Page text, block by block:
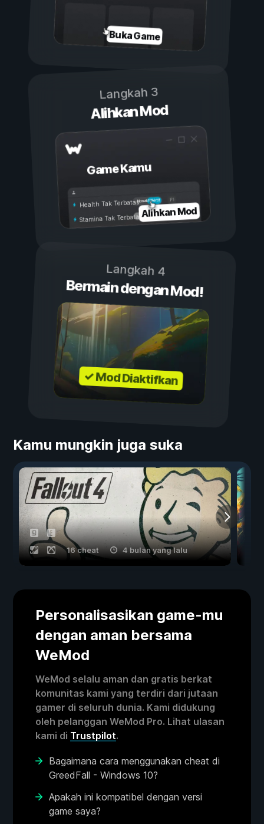
Buka Game
Langkah 3
Alihkan Mod
Game Kamu
Aktif
Nonaktif
Health Tak Terbatas
Stamina Tak TerbatasAlihkan Mod
Langkah 4
Bermain dengan Mod!
✓ Mod Diaktifkan
Kamu mungkin juga suka
16 cheat 4 bulan yang lalu
Personalisasikan game-mu
dengan aman bersama
WeMod
WeMod selalu aman dan gratis berkat
komunitas kami yang terdiri dari jutaan
gamer di seluruh dunia. Kami didukung
oleh pelanggan WeMod Pro. Lihat ulasan
kami di Trustpilot.
Bagaimana cara menggunakan cheat di
GreedFall - Windows 10?
Apakah ini kompatibel dengan versi
game saya?